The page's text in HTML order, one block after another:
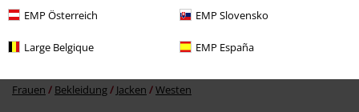
EMP Österreich EMP Slovensko
Large Belgique EMP España
Sale % Frauen
Frauen Bekleidung Jacken Westen